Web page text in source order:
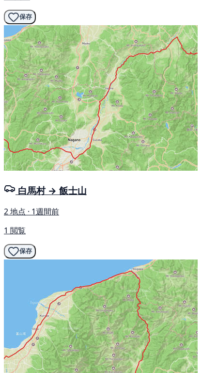
保存
白馬村 → 飯士山
2 地点 · 1週間前
1 閲覧
保存